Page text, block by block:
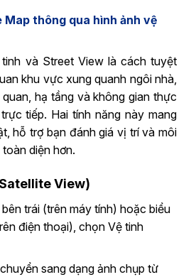
Map thông qua hình ảnh vệ
và Street View là cách tuyệt
khu vực xung quanh ngôi nhà,
hạ tầng và không gian thực
tiếp. Hai tính năng này mang
hỗ trợ bạn đánh giá vị trí và môi
diện hơn.
View)
trái (trên máy tính) hoặc biểu
điện thoại), chọn Vệ tinh
sang dạng ảnh chụp từ